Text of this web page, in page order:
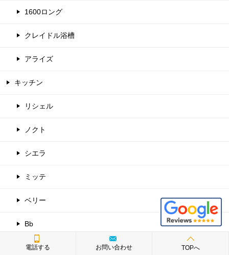
1600ロング
クレイドル浴槽
アライズ
キッチン
リシェル
ノクト
シエラ
ミッテ
ベリー
Bb
食器洗い乾燥機
電話する お問い合わせ TOPへ